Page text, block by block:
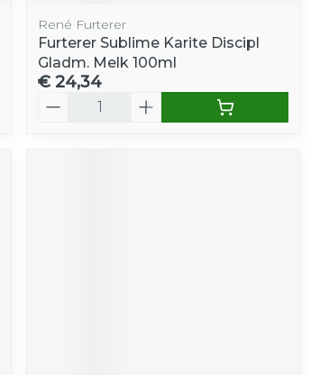
René Furterer
Furterer Sublime Karite Discipl
Gladm. Melk 100ml
€ 24,34